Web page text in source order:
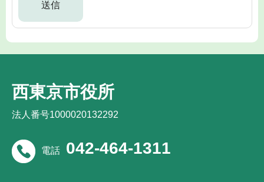
西東京市役所
法人番号1000020132292
電話 042-464-1311